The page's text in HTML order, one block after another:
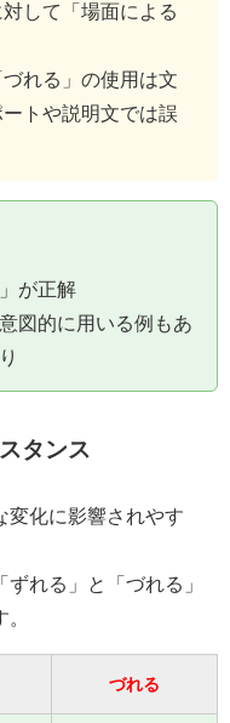
して「場面による
れる」の使用は文
トや説明文では誤
が正解
図的に用いる例もあ
タンス
変化に影響されやす
れる」と「づれる」
づれる